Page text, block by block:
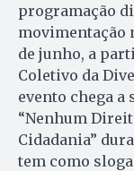
programação
movimentação
de junho, a
Coletivo da
evento chega a
“Nenhum
Cidadania”
tem como